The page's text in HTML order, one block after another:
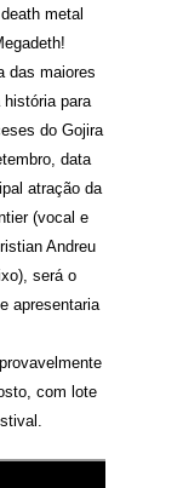
metal
das maiores
história para
do Gojira
data
atração da
(vocal e
Andreu
será o
apresentaria
com lote